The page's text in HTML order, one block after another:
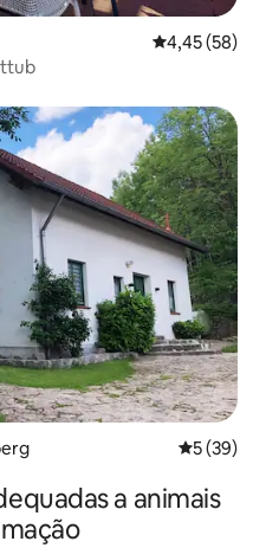
Classificação
4,45 (58)
5 (39)
a animais